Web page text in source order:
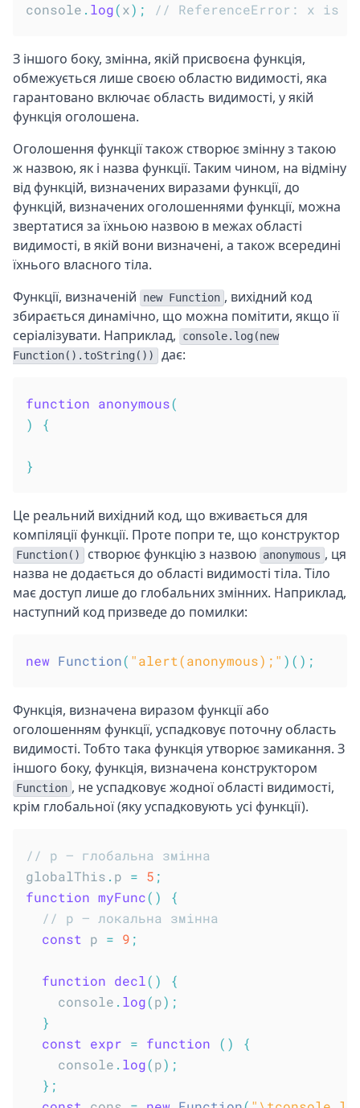
console . log(x) ; // ReferenceError: x is
З іншого боку, змінна, якій присвоєна функція,
обмежується лише своєю областю видимості, яка
гарантовано включає область видимості, у якій
функція оголошена.
Оголошення функції також створює змінну з такою
ж назвою, як і назва функції. Таким чином, на відміну
від функцій, визначених виразами функції, до
функцій, визначених оголошеннями функції, можна
звертатися за їхньою назвою в межах області
видимості, в якій вони визначені, а також всередині
їхнього власного тіла.
Функції, визначеній
new Function , вихідний код
збирається динамічно, що можна помітити, якщо її
серіалізувати. Наприклад,
console.log(new
Function().toString())
дає:
function anonymous(
)
{
}
Це реальний вихідний код, що вживається для
компіляції функції. Проте попри те, що конструктор
Function() створює функцію з назвою anonymous , ця
назва не додається до області видимості тіла. Тіло
має доступ лише до глобальних змінних. Наприклад,
наступний код призведе до помилки:
new Function( "alert(anonymous);" ) ( ) ;
Функція, визначена виразом функції або
оголошенням функції, успадковує поточну область
видимості. Тобто така функція утворює замикання. З
іншого боку, функція, визначена конструктором
Function , не успадковує жодної області видимості,
крім глобальної (яку успадковують усі функції).
// p – глобальна змінна
globalThis . p = 5 ;
function myFunc( )
{
// p – локальна змінна
const p = 9 ;
function decl( )
{
    console
. log(p) ;
}
const
expr = function ( )
{
    console
. log(p) ;
} ;